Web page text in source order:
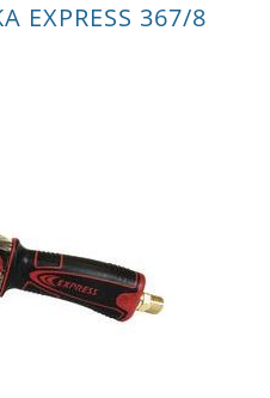
EXPRESS 367/8